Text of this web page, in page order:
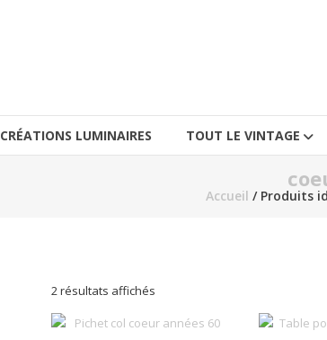
CRÉATIONS LUMINAIRES TOUT LE VINTAGE
Accueil / Produits
2 résultats affichés
plus